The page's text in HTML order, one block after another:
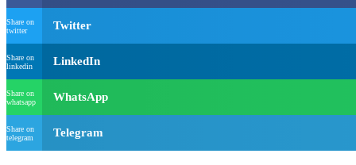
Share on
twitter
Twitter
Share on
linkedin
LinkedIn
Share on
whatsapp
WhatsApp
Share on
telegram
Telegram